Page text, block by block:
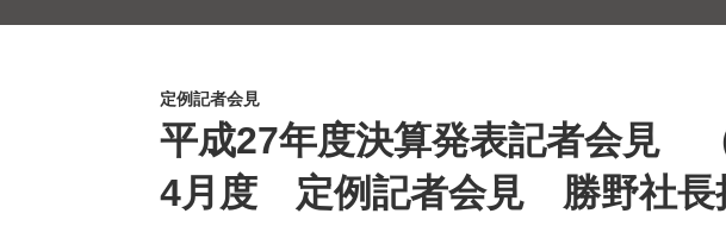
ニュース （新しいウィンドウを開きます）
よくあるご質問・お問い合わせ （新しいウィンドウを開きます
定例記者会見
平成27年度決算発表記者会見
4月度 定例記者会見 勝野社長